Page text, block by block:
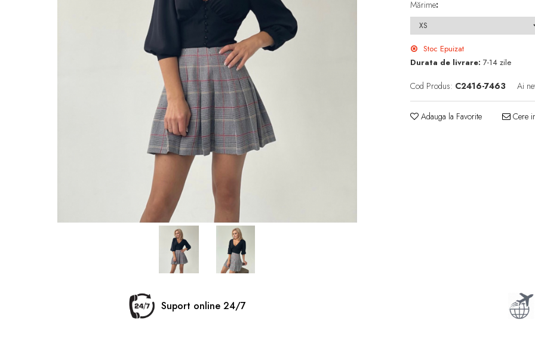
Mărime:
Stoc Epuizat
Durata de livrare: 7-14 zile
Cod Produs: C2416-7463 Ai
Adauga la Favorite Cere
Suport online 24/7